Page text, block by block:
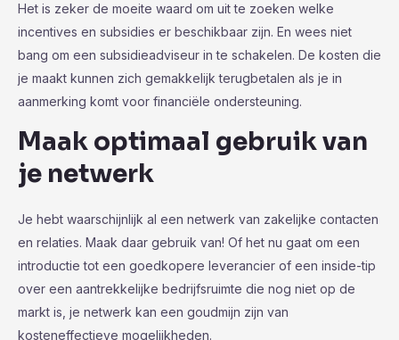
Het is zeker de moeite waard om uit te zoeken welke
incentives en subsidies er beschikbaar zijn. En wees niet
bang om een subsidieadviseur in te schakelen. De kosten die
je maakt kunnen zich gemakkelijk terugbetalen als je in
aanmerking komt voor financiële ondersteuning.
Maak optimaal gebruik van
je netwerk
Je hebt waarschijnlijk al een netwerk van zakelijke contacten
en relaties. Maak daar gebruik van! Of het nu gaat om een
introductie tot een goedkopere leverancier of een inside-tip
over een aantrekkelijke bedrijfsruimte die nog niet op de
markt is, je netwerk kan een goudmijn zijn van
kosteneffectieve mogelijkheden.